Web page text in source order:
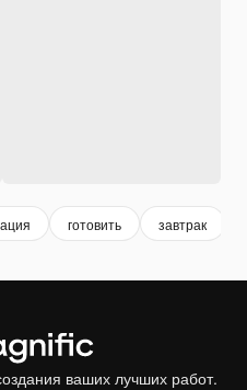
готовить завтрак
ваших лучших работ.